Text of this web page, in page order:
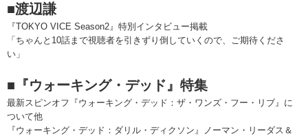
■渡辺謙
『TOKYO VICE Season2』特別インタビュー掲載
「ちゃんと10話まで視聴者を引きずり倒していくので、ご期待くださ
い」
■『ウォーキング・デッド』特集
最新スピンオフ『ウォーキング・デッド：ザ・ワンズ・フー・リブ』に
ついて他
『ウォーキング・デッド：ダリル・ディクソン』ノーマン・リーダス＆